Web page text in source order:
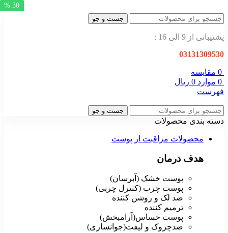
جست و جو
پشتیبانی از 9 الی 16 :
03131309530
0 مقایسه
0 موارد 0 ریال
فهرست
جست و جو
دسته بندی محصولات
محصولات مراقبت از پوست
هدف درمان
پوست خشک (آبرسان)
پوست چرب (کنترل چربی)
ضد لک و روشن کننده
ترمیم کننده
پوست حساس(آرامبخش)
ضدچروک و لیفت(جوانسازی)
30 %
30 %
30 %
30 %
30 %
30 %
30 %
30 %
30 %
30 %